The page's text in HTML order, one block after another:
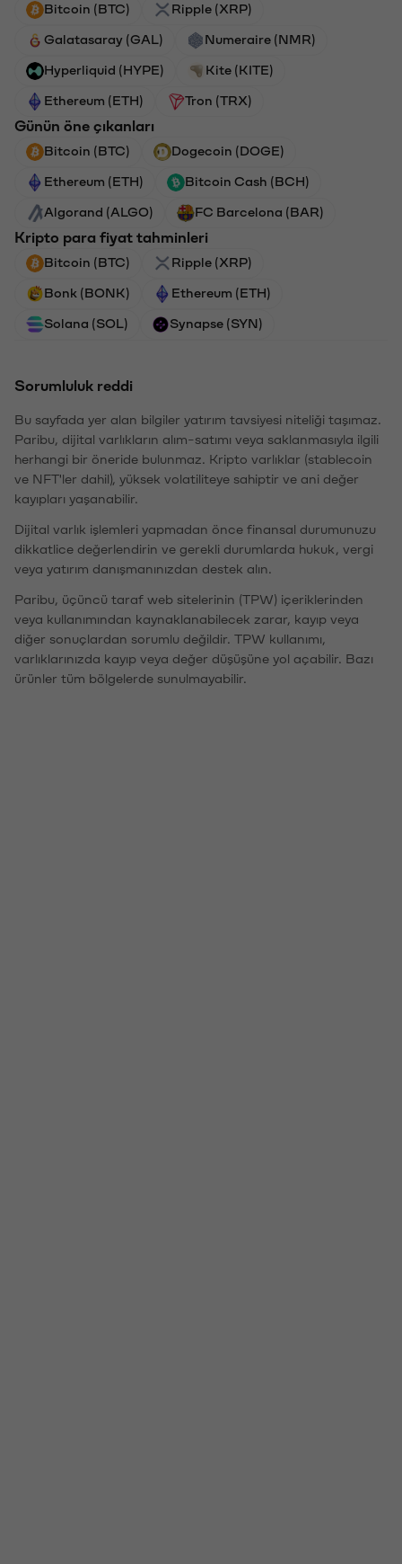
Bitcoin (BTC) Ripple (XRP)
Galatasaray (GAL) Numeraire (NMR)
Hyperliquid (HYPE) Kite (KITE)
Ethereum (ETH) Tron (TRX)
Günün öne çıkanları
Bitcoin (BTC) Dogecoin (DOGE)
Ethereum (ETH) Bitcoin Cash (BCH)
Algorand (ALGO) FC Barcelona (BAR)
Kripto para fiyat tahminleri
Bitcoin (BTC) Ripple (XRP)
Bonk (BONK) Ethereum (ETH)
Solana (SOL) Synapse (SYN)
Sorumluluk reddi
Bu sayfada yer alan bilgiler yatırım tavsiyesi niteliği taşımaz.
Paribu, dijital varlıkların alım-satımı veya saklanmasıyla ilgili
herhangi bir öneride bulunmaz. Kripto varlıklar (stablecoin
ve NFT'ler dahil), yüksek volatiliteye sahiptir ve ani değer
kayıpları yaşanabilir.
Dijital varlık işlemleri yapmadan önce finansal durumunuzu
dikkatlice değerlendirin ve gerekli durumlarda hukuk, vergi
veya yatırım danışmanınızdan destek alın.
Paribu, üçüncü taraf web sitelerinin (TPW) içeriklerinden
veya kullanımından kaynaklanabilecek zarar, kayıp veya
diğer sonuçlardan sorumlu değildir. TPW kullanımı,
varlıklarınızda kayıp veya değer düşüşüne yol açabilir. Bazı
ürünler tüm bölgelerde sunulmayabilir.